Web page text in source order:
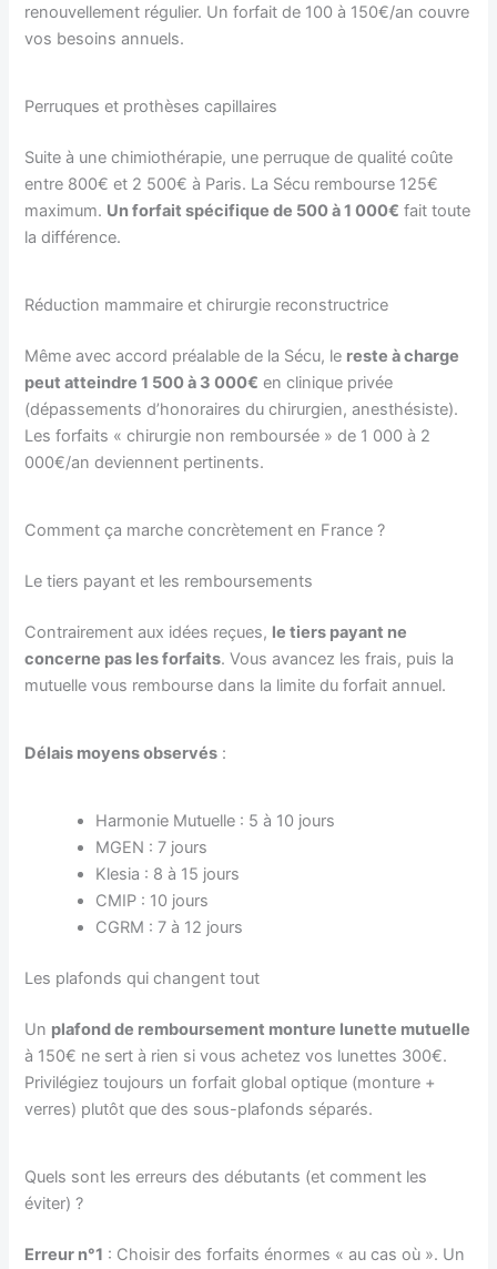
renouvellement régulier. Un forfait de 100 à 150€/an couvre
vos besoins annuels.
Perruques et prothèses capillaires
Suite à une chimiothérapie, une perruque de qualité coûte
entre 800€ et 2 500€ à Paris. La Sécu rembourse 125€
maximum. Un forfait spécifique de 500 à 1 000€ fait toute
la différence.
Réduction mammaire et chirurgie reconstructrice
Même avec accord préalable de la Sécu, le reste à charge
peut atteindre 1 500 à 3 000€ en clinique privée
(dépassements d’honoraires du chirurgien, anesthésiste).
Les forfaits « chirurgie non remboursée » de 1 000 à 2
000€/an deviennent pertinents.
Comment ça marche concrètement en France ?
Le tiers payant et les remboursements
Contrairement aux idées reçues, le tiers payant ne
concerne pas les forfaits. Vous avancez les frais, puis la
mutuelle vous rembourse dans la limite du forfait annuel.
Délais moyens observés :
Harmonie Mutuelle : 5 à 10 jours
MGEN : 7 jours
Klesia : 8 à 15 jours
CMIP : 10 jours
CGRM : 7 à 12 jours
Les plafonds qui changent tout
Un plafond de remboursement monture lunette mutuelle
à 150€ ne sert à rien si vous achetez vos lunettes 300€.
Privilégiez toujours un forfait global optique (monture +
verres) plutôt que des sous-plafonds séparés.
Quels sont les erreurs des débutants (et comment les
éviter) ?
Erreur n°1 : Choisir des forfaits énormes « au cas où ». Un